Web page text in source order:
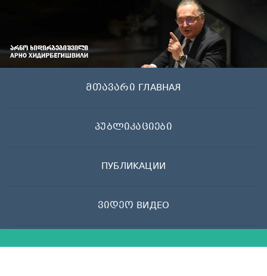
მთავარი ГЛАВНАЯ
პუბლიკაციები
ПУБЛИКАЦИИ
ვიდეო ВИДЕО